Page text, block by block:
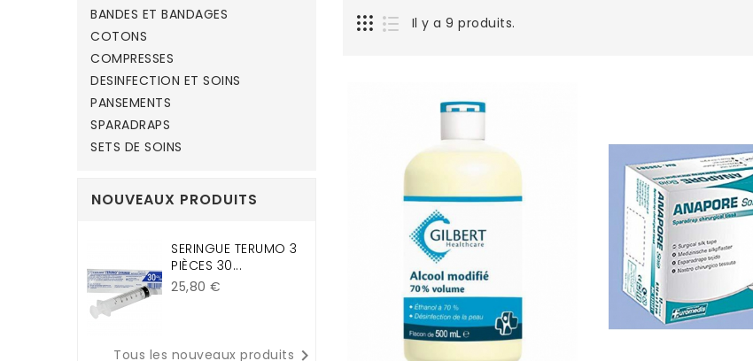
BANDES ET BANDAGES
COTONS
COMPRESSES
DESINFECTION ET SOINS
PANSEMENTS
SPARADRAPS
SETS DE SOINS
NOUVEAUX PRODUITS
SERINGUE TERUMO 3
PIÈCES 30...
Prix
25,80 €
Tous les nouveaux produits 
Il y a 9 produits.